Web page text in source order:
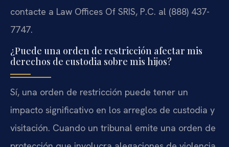
contacte a Law Offices Of SRIS, P.C. al (888) 437-
7747.
¿Puede una orden de restricción afectar mis
derechos de custodia sobre mis hijos?
Sí, una orden de restricción puede tener un
impacto significativo en los arreglos de custodia y
visitación. Cuando un tribunal emite una orden de